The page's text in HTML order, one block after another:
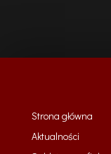
Strona główna
Aktualności